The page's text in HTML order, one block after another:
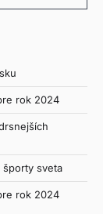
rok 2024
športy sveta
rok 2024